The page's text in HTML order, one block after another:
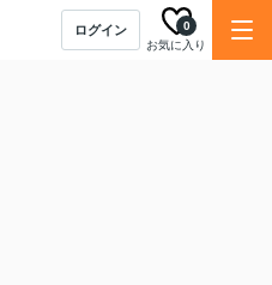
ログイン
お気に入り
0